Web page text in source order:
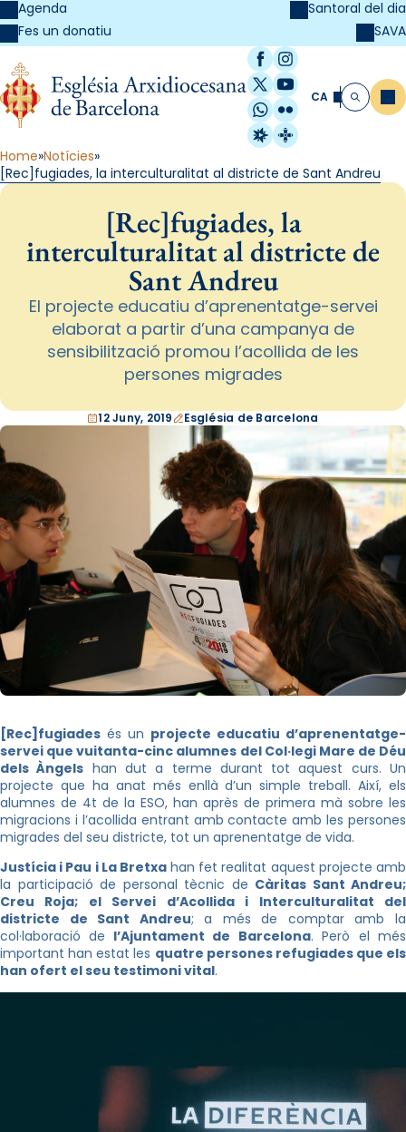
Agenda
Fes un donatiu
Santoral del dia
SAVA
Facebook
Instagram
X / Twitter
YouTube
WhatsApp
Flickr
Radio Estel
Catalunya
CA Cerca
Home Notícies
[Rec]fugiades, la interculturalitat al districte de Sant Andreu
[Rec]fugiades, la
interculturalitat al districte de
Sant Andreu
El projecte educatiu d’aprenentatge-servei
elaborat a partir d’una campanya de
sensibilització promou l’acollida de les
persones migrades
12 Juny, 2019 Església de Barcelona
[Rec]fugiades és un projecte educatiu d’aprenentatge-
servei que vuitanta-cinc alumnes del Col·legi Mare de Déu
dels Àngels han dut a terme durant tot aquest curs. Un
projecte que ha anat més enllà d’un simple treball. Així, els
alumnes de 4t de la ESO, han après de primera mà sobre les
migracions i l’acollida entrant amb contacte amb les persones
migrades del seu districte, tot un aprenentatge de vida.
Justícia i Pau i La Bretxahan fet realitat aquest projecte amb
la participació de personal tècnic de Càritas Sant Andreu;
Creu Roja; el Servei d’Acollida i Interculturalitat del
districte de Sant Andreu; a més de comptar amb la
col·laboració de l’Ajuntament de Barcelona. Però el més
important han estat les quatre persones refugiades que els
han ofert el seu testimoni vital.